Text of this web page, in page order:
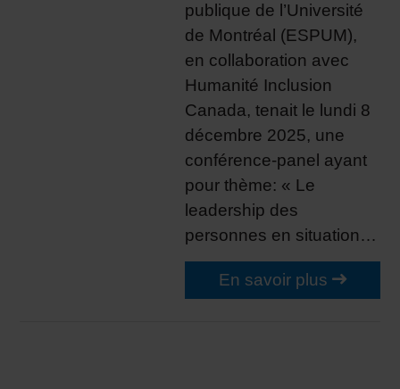
publique de l’Université
de Montréal (ESPUM),
en collaboration avec
Humanité Inclusion
Canada, tenait le lundi 8
décembre 2025, une
conférence-panel ayant
pour thème: « Le
leadership des
personnes en situation…
En savoir plus